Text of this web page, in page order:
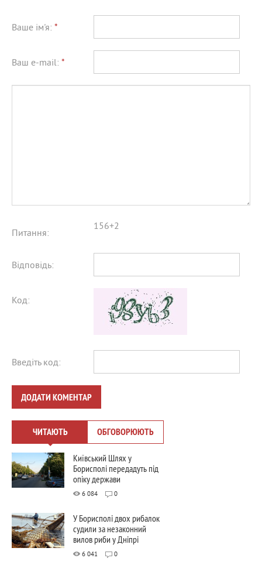
Ваше ім'я: *
Ваш e-mail: *
Питання:
156+2
Відповідь:
Код:
Введіть код:
ДОДАТИ КОМЕНТАР
ЧИТАЮТЬ ОБГОВОРЮЮТЬ
Київський Шлях у
Борисполі передадуть під
опіку держави
6 084 0
У Борисполі двох рибалок
судили за незаконний
вилов риби у Дніпрі
6 041 0